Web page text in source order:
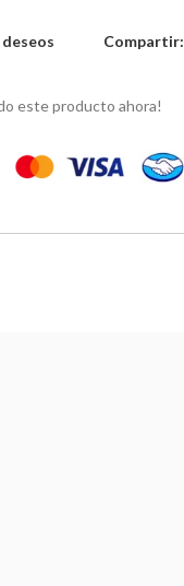
Compartir:
este producto ahora!